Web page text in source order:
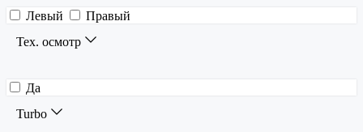
Левый
Правый
Тех. осмотр
Да
Turbo